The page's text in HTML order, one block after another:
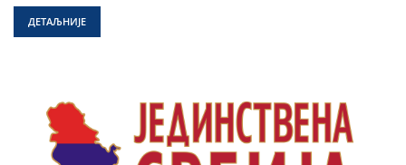
ДЕТАЉНИЈЕ